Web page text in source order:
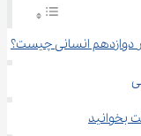
دوازدهم انسانی چیست؟
بخوانید